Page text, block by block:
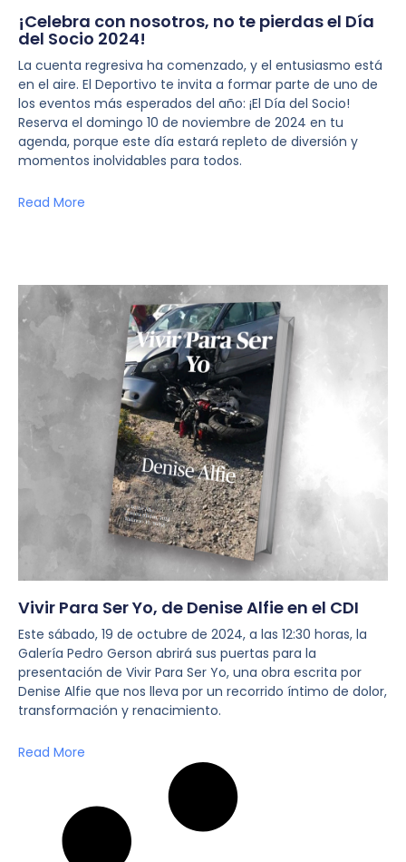
¡Celebra con nosotros, no te pierdas el Día
del Socio 2024!
La cuenta regresiva ha comenzado, y el entusiasmo está
en el aire. El Deportivo te invita a formar parte de uno de
los eventos más esperados del año: ¡El Día del Socio!
Reserva el domingo 10 de noviembre de 2024 en tu
agenda, porque este día estará repleto de diversión y
momentos inolvidables para todos.
Read More
Vivir Para Ser Yo, de Denise Alfie en el CDI
Este sábado, 19 de octubre de 2024, a las 12:30 horas, la
Galería Pedro Gerson abrirá sus puertas para la
presentación de Vivir Para Ser Yo, una obra escrita por
Denise Alfie que nos lleva por un recorrido íntimo de dolor,
transformación y renacimiento.
Read More